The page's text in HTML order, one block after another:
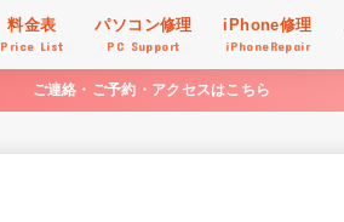
料金表
Price List
パソコン修理
PC Support
iPhone修理
iPhoneRepair
ご連絡・ご予約・アクセスはこちら